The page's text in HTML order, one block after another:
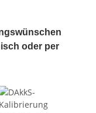
oder per